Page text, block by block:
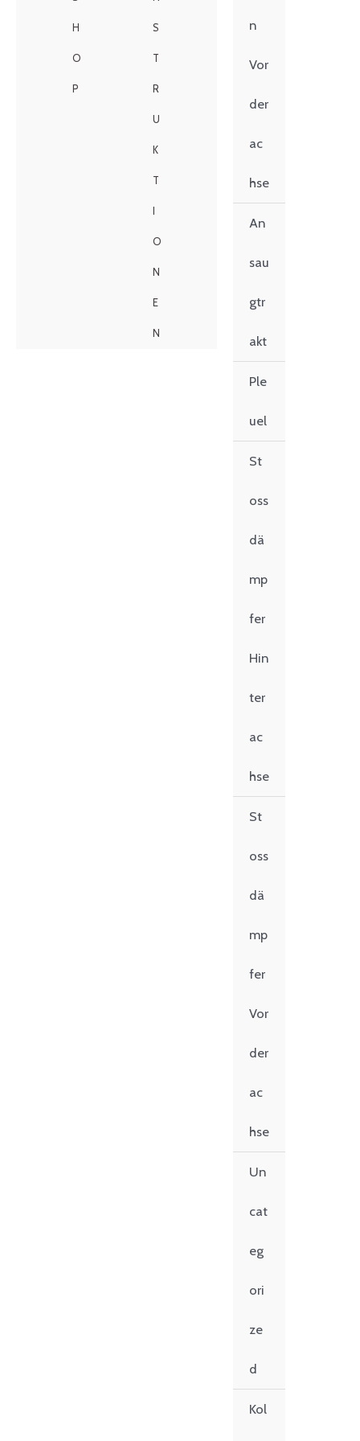
H
O
P
S
T
R
U
K
T
I
O
N
E
N
n
Vor
der
ac
hse
An
sau
gtr
akt
Ple
uel
St
oss
dä
mp
fer
Hin
ter
ac
hse
St
oss
dä
mp
fer
Vor
der
ac
hse
Un
cat
eg
ori
ze
d
Kol